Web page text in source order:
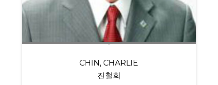
CHIN, CHARLIE
진철희